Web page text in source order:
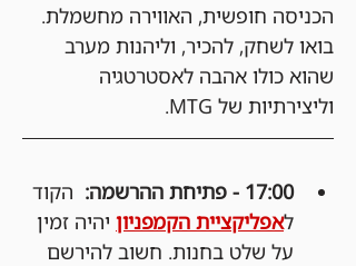
הכניסה חופשית, האווירה מחשמלת.
בואו לשחק, להכיר, וליהנות מערב
שהוא כולו אהבה לאסטרטגיה
וליצירתיות של MTG.
17:00 - פתיחת ההרשמה:
הקוד
לאפליקציית הקמפניון יהיה זמין
על שלט בחנות. חשוב להירשם